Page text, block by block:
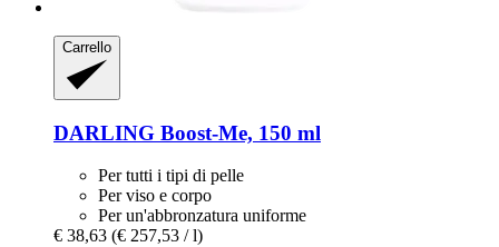
Carrello
DARLING Boost-​Me, 150 ml
Per tutti i tipi di pelle
Per viso e corpo
Per un'abbronzatura uniforme
€ 38,63 (€ 257,53 / l)